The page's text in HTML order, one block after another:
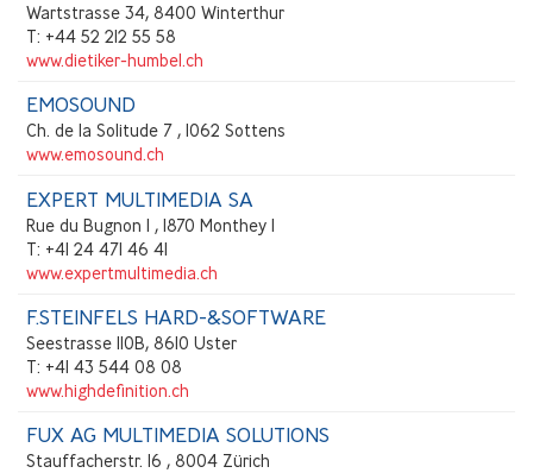
Wartstrasse 34, 8400 Winterthur
T: +44 52 212 55 58
www.dietiker-humbel.ch
EMOSOUND
Ch. de la Solitude 7 , 1062 Sottens
www.emosound.ch
EXPERT MULTIMEDIA SA
Rue du Bugnon 1 , 1870 Monthey 1
T: +41 24 471 46 41
www.expertmultimedia.ch
F.STEINFELS HARD-&SOFTWARE
Seestrasse 110B, 8610 Uster
T: +41 43 544 08 08
www.highdefinition.ch
FUX AG MULTIMEDIA SOLUTIONS
Stauffacherstr. 16 , 8004 Zürich